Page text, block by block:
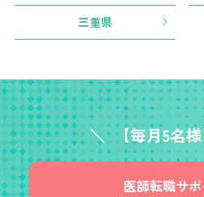
三重県
【毎月5名
医師転職サ